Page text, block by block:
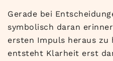
Gerade bei
symbolisch daran
ersten Impuls heraus zu
entsteht Klarheit erst